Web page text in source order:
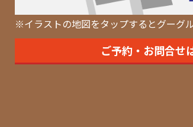
※イラストの地図をタップするとグーグ
ご予約・お問合せ